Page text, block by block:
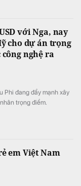
với Nga, nay
cho dự án trọng
nghệ ra
Phi đang đẩy mạnh xây
trọng điểm.
em Việt Nam